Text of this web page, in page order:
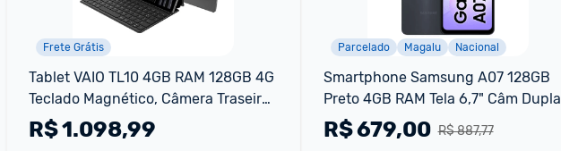
Frete Grátis
Tablet VAIO TL10 4GB RAM 128GB 4G
Teclado Magnético, Câmera Traseira
8MP, Bateria de 7000mAh, Tela 10.4”
2K Wifi Dual Band - Preto
R$1.098,99
Parcelado Magalu Nacional
Smartphone Samsung A07 128GB
Preto 4GB RAM Tela 6,7" Câm Dupla
+ Selfie 8MP
R$ 887,77
R$679,00